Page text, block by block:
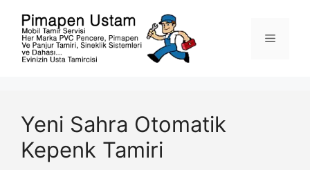
Menü
Yeni Sahra Otomatik
Kepenk Tamiri